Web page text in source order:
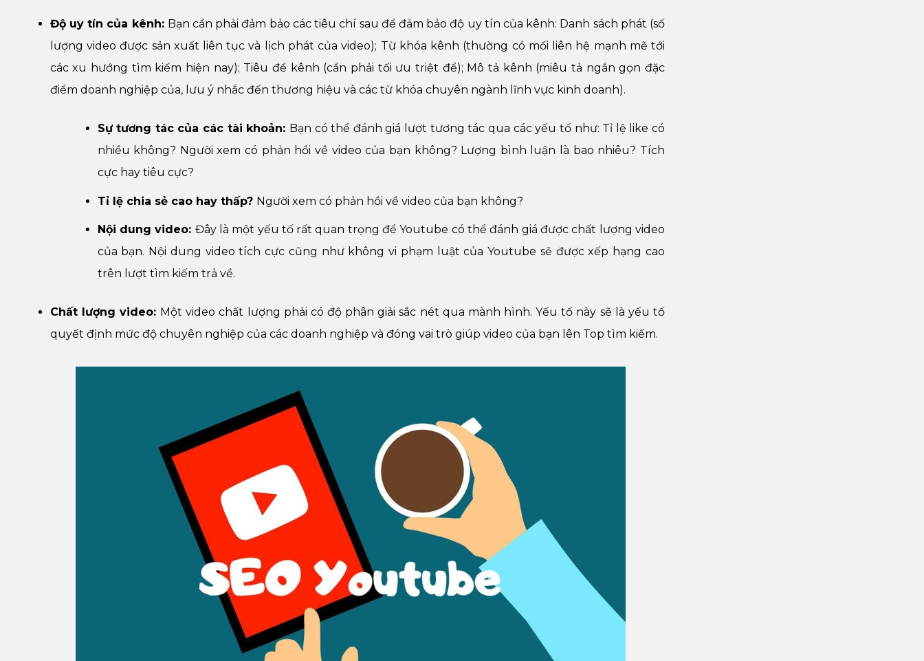
Độ uy tín của kênh: Bạn cần phải đảm bảo các tiêu chí sau để đảm bảo độ uy tín của kênh: Danh sách phát (số
lượng video được sản xuất liên tục và lịch phát của video); Từ khóa kênh (thường có mối liên hệ mạnh mẽ tới
các xu hướng tìm kiếm hiện nay); Tiêu đề kênh (cần phải tối ưu triệt để); Mô tả kênh (miêu tả ngắn gọn đặc
điểm doanh nghiệp của, lưu ý nhắc đến thương hiệu và các từ khóa chuyên ngành lĩnh vực kinh doanh).
Sự tương tác của các tài khoản: Bạn có thể đánh giá lượt tương tác qua các yếu tố như: Tỉ lệ like có
nhiều không? Người xem có phản hồi về video của bạn không? Lượng bình luận là bao nhiêu? Tích
cực hay tiêu cực?
Tỉ lệ chia sẻ cao hay thấp? Người xem có phản hồi về video của bạn không?
Nội dung video: Đây là một yếu tố rất quan trọng để Youtube có thể đánh giá được chất lượng video
của bạn. Nội dung video tích cực cũng như không vi phạm luật của Youtube sẽ được xếp hạng cao
trên lượt tìm kiếm trả về.
Chất lượng video: Một video chất lượng phải có độ phân giải sắc nét qua mành hình. Yếu tố này sẽ là yếu tố
quyết định mức độ chuyên nghiệp của các doanh nghiệp và đóng vai trò giúp video của bạn lên Top tìm kiếm.